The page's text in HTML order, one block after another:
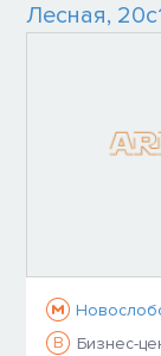
Лесная,
B
Бизнес-